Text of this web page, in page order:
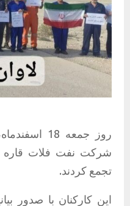
روز جمعه
شرکت نفت فلات قاره
تجمع کردند.
این کارکنان با صدور